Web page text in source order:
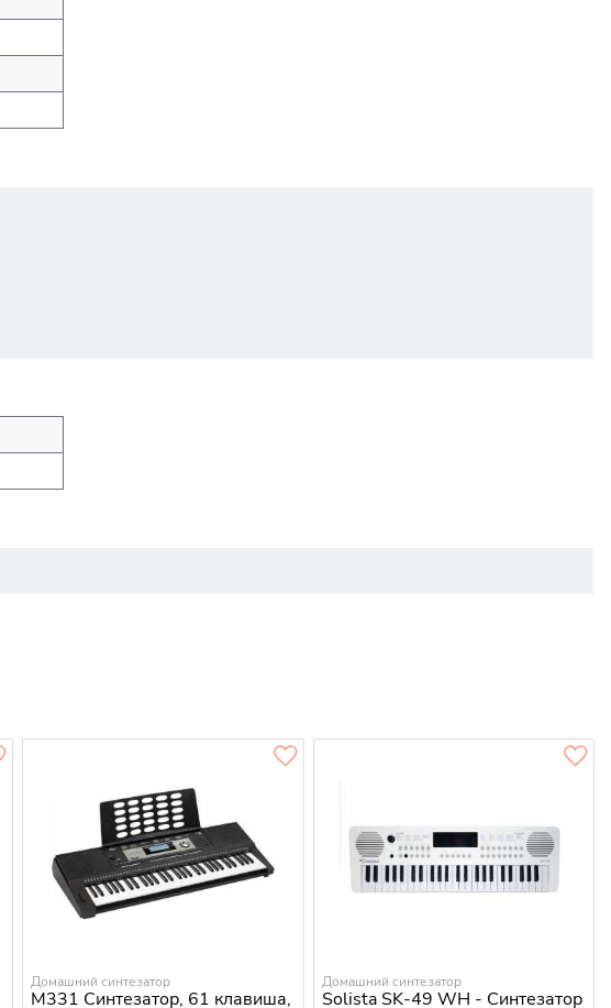
Домашний синтезатор
M331 Синтезатор, 61 клавиша,
Домашний синтезатор
Solista SK-49 WH - Синтезатор